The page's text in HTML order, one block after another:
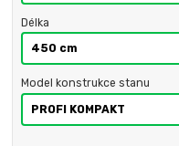
Délka
Model konstrukce stanu